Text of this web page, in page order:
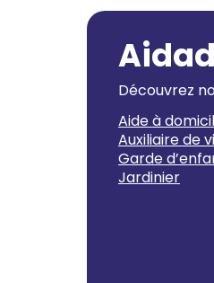
Découvrez
Aide à
Auxiliaire de
Garde
Jardinier